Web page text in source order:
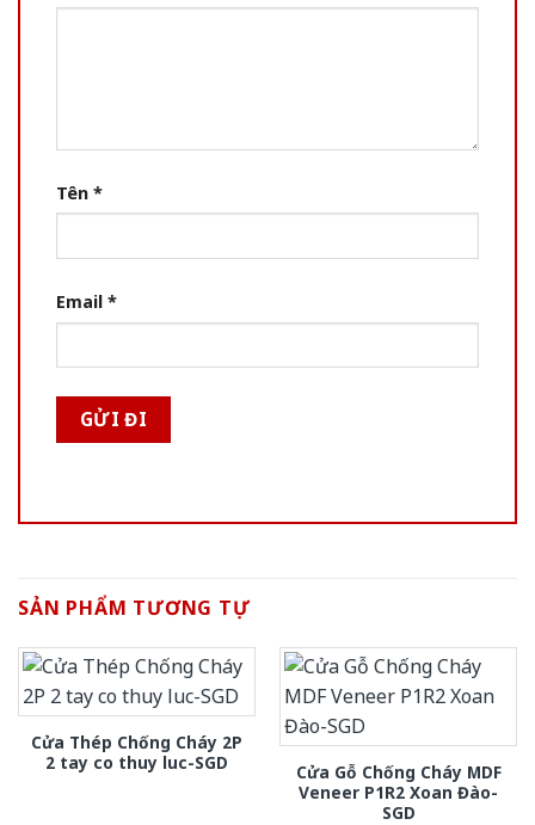
Tên *
Email *
SẢN PHẨM TƯƠNG TỰ
Cửa Thép Chống Cháy 2P
2 tay co thuy luc-SGD
Cửa Gỗ Chống Cháy MDF
Veneer P1R2 Xoan Đào-
SGD